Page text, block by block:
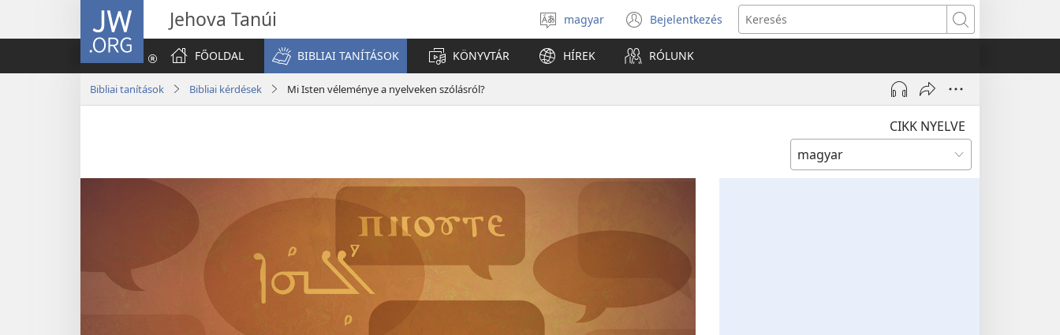
JW.ORG Jehova Tanúi
Válassz
nyelvet
magyar Bejelentkezés
(opens
new
window)
Keresés
FŐOLDAL
BIBLIAI TANÍTÁSOK KÖNYVTÁR HÍREK RÓLUNK
Bibliai tanítások Bibliai kérdések Mi Isten véleménye a nyelveken szólásról?
CIKK NYELVE